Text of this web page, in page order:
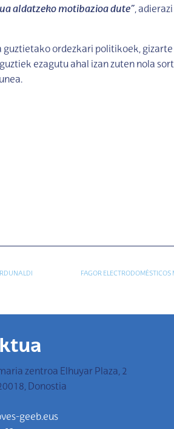
aldatzeko motibazioa dute”,
guztietako ordezkari politikoek,
ezagutu ahal izan zuten nola
FAGOR
zentroa Elhuyar Plaza, 2
Donostia
geeb.eus